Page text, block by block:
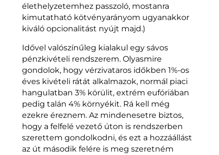
élethelyzetemhez passzoló, mostanra
kimutatható kötvényarányom ugyanakkor
kiváló opcionalitást nyújt majd.)
Idővel valószínűleg kialakul egy sávos
pénzkivételi rendszerem. Olyasmire
gondolok, hogy vérzivataros időkben 1%-os
éves kivételi rátát alkalmazok, normál piaci
hangulatban 3% körülit, extrém eufóriában
pedig talán 4% környékit. Rá kell még
ezekre éreznem. Az mindenesetre biztos,
hogy a felfelé vezető úton is rendszerben
szerettem gondolkodni, és ezt a hozzáállást
az út második felére is meg szeretném